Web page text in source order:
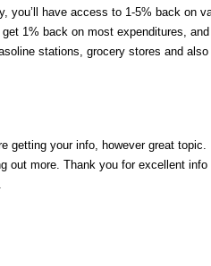
you’ll have access to 1-5% back on
1% back on most expenditures,
stations, grocery stores and also
getting your info, however great
out more. Thank you for excellent